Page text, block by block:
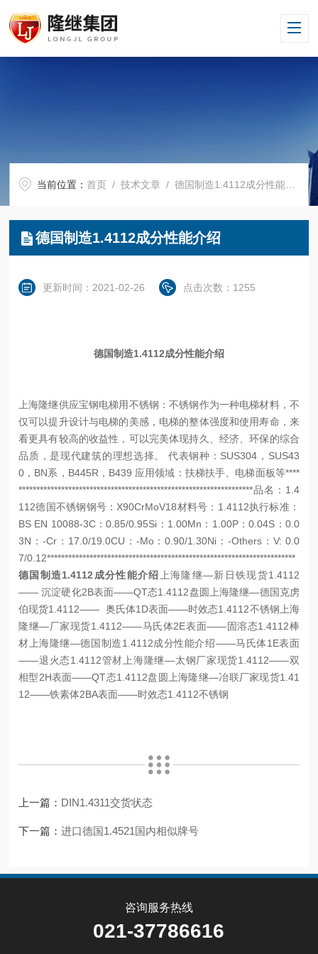
当前位置：首页 /技术文章 / 德国制造1.4112成分性能介绍
德国制造1.4112成分性能介绍
更新时间：2021-02-26 点击次数：1255
德国制造1.4112成分性能介绍
上海隆继供应宝钢电梯用不锈钢：不锈钢作为一种电梯材料，不
仅可以提升设计与电梯的美感，电梯的整体强度和使用寿命，来
看更具有较高的收益性，可以完美体现持久、经济、环保的综合
品质，是现代建筑的理想选择。 代表钢种：SUS304，SUS43
0，BN系，B445R，B439 应用领域：扶梯扶手、电梯面板等****
******************************************************************品名：1.4
112德国不锈钢钢号：X90CrMoV18材料号：1.4112执行标准：
BS EN 10088-3C：0.85/0.95Si：1.00Mn：1.00P：0.04S：0.0
3N：-Cr：17.0/19.0CU：-Mo：0.90/1.30Ni：-Others：V: 0.0
7/0.12**********************************************************************
德国制造1.4112成分性能介绍 上海隆继—新日铁现货1.4112
—— 沉淀硬化2B表面——QT态1.4112盘圆 上海隆继—德国克虏
伯现货1.4112—— 奥氏体1D表面——时效态1.4112不锈钢 上海
隆继—厂家现货1.4112——马氏体2E表面——固溶态1.4112棒
材 上海隆继—德国制造1.4112成分性能介绍——马氏体1E表面
——退火态1.4112管材 上海隆继—太钢厂家现货1.4112——双
相型2H表面——QT态1.4112盘圆 上海隆继—冶联厂家现货1.41
12——铁素体2BA表面——时效态1.4112不锈钢
上一篇： DIN1.4311交货状态
下一篇：进口德国1.4521国内相似牌号
咨询服务热线
021-37786616